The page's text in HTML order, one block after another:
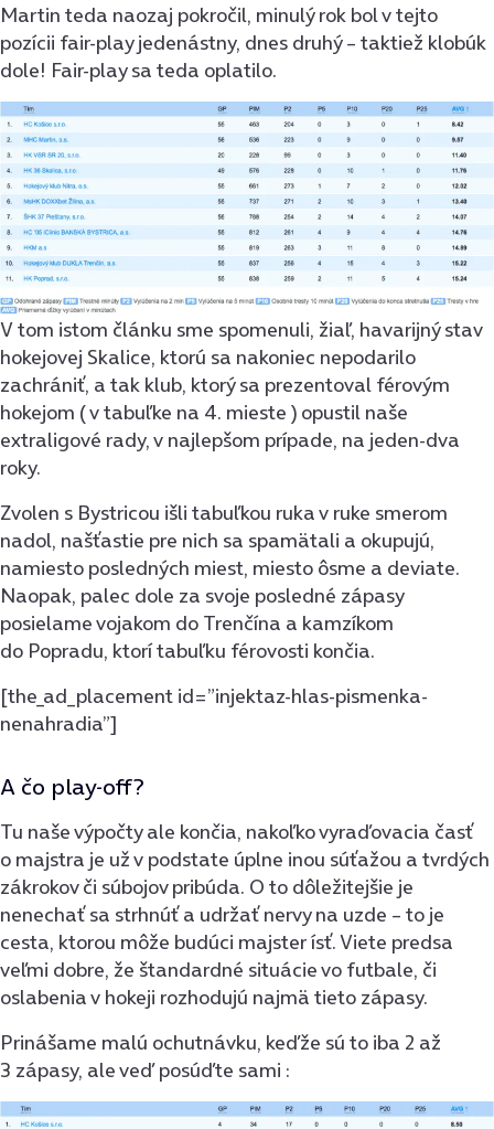
Martin teda naozaj pokročil, minulý rok bol v tejto
pozícii fair-play jedenástny, dnes druhý – taktiež klobúk
dole! Fair-play sa teda oplatilo.
V tom istom článku sme spomenuli, žiaľ, havarijný stav
hokejovej Skalice, ktorú sa nakoniec nepodarilo
zachrániť, a tak klub, ktorý sa prezentoval férovým
hokejom ( v tabuľke na 4. mieste ) opustil naše
extraligové rady, v najlepšom prípade, na jeden-dva
roky.
Zvolen s Bystricou išli tabuľkou ruka v ruke smerom
nadol, našťastie pre nich sa spamätali a okupujú,
namiesto posledných miest, miesto ôsme a deviate.
Naopak, palec dole za svoje posledné zápasy
posielame vojakom do Trenčína a kamzíkom
do Popradu, ktorí tabuľku férovosti končia.
[the_ad_placement id=”injektaz-hlas-pismenka-
nenahradia”]
A čo play-off?
Tu naše výpočty ale končia, nakoľko vyraďovacia časť
o majstra je už v podstate úplne inou súťažou a tvrdých
zákrokov či súbojov pribúda. O to dôležitejšie je
nenechať sa strhnúť a udržať nervy na uzde – to je
cesta, ktorou môže budúci majster ísť. Viete predsa
veľmi dobre, že štandardné situácie vo futbale, či
oslabenia v hokeji rozhodujú najmä tieto zápasy.
Prinášame malú ochutnávku, keďže sú to iba 2 až
3 zápasy, ale veď posúďte sami :